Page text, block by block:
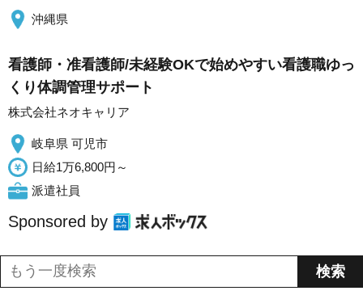
沖縄県
看護師・准看護師/未経験OKで始めやすい看護職ゆっ
くり体調管理サポート
株式会社ネオキャリア
岐阜県 可児市
日給1万6,800円～
派遣社員
Sponsored by